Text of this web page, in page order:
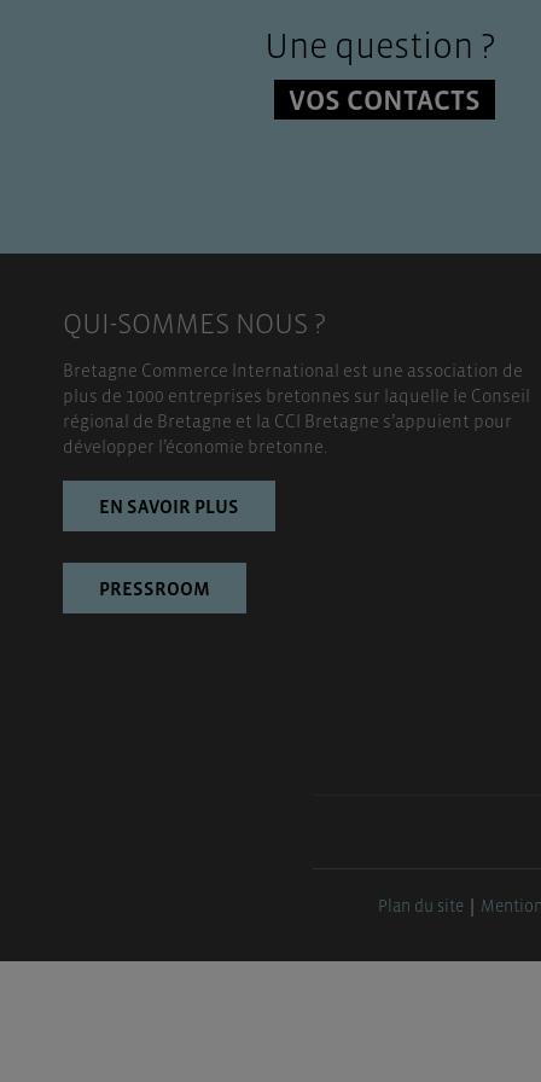
Une question ?
VOS CONTACTS
QUI-SOMMES NOUS ?
Bretagne Commerce International est une association de
plus de 1000 entreprises bretonnes sur laquelle le Conseil
régional de Bretagne et la CCI Bretagne s’appuient pour
développer l’économie bretonne.
EN SAVOIR PLUS
PRESSROOM
Plan du site